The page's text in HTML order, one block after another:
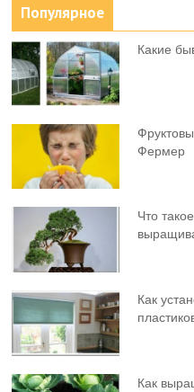
Популярное
Какие
Фермер
Что
Как
Как